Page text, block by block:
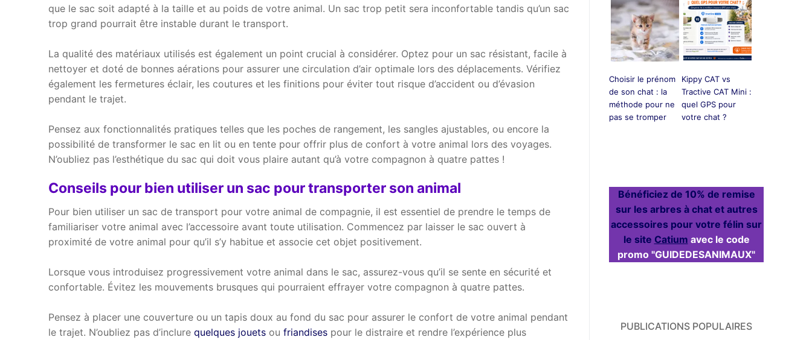
que le sac soit adapté à la taille et au poids de votre animal. Un sac trop petit sera inconfortable tandis qu’un sac
trop grand pourrait être instable durant le transport.
La qualité des matériaux utilisés est également un point crucial à considérer. Optez pour un sac résistant, facile à
nettoyer et doté de bonnes aérations pour assurer une circulation d’air optimale lors des déplacements. Vérifiez
également les fermetures éclair, les coutures et les finitions pour éviter tout risque d’accident ou d’évasion
pendant le trajet.
Pensez aux fonctionnalités pratiques telles que les poches de rangement, les sangles ajustables, ou encore la
possibilité de transformer le sac en lit ou en tente pour offrir plus de confort à votre animal lors des voyages.
N’oubliez pas l’esthétique du sac qui doit vous plaire autant qu’à votre compagnon à quatre pattes !
Conseils pour bien utiliser un sac pour transporter son animal
Pour bien utiliser un sac de transport pour votre animal de compagnie, il est essentiel de prendre le temps de
familiariser votre animal avec l’accessoire avant toute utilisation. Commencez par laisser le sac ouvert à
proximité de votre animal pour qu’il s’y habitue et associe cet objet positivement.
Lorsque vous introduisez progressivement votre animal dans le sac, assurez-vous qu’il se sente en sécurité et
confortable. Évitez les mouvements brusques qui pourraient effrayer votre compagnon à quatre pattes.
Pensez à placer une couverture ou un tapis doux au fond du sac pour assurer le confort de votre animal pendant
le trajet. N’oubliez pas d’inclure quelques jouets ou friandises pour le distraire et rendre l’expérience plus
Choisir le prénom
de son chat : la
méthode pour ne
pas se tromper
Kippy CAT vs
Tractive CAT Mini :
quel GPS pour
votre chat ?
Bénéficiez de 10% de remise
sur les arbres à chat et autres
accessoires pour votre félin sur
le site Catium avec le code
promo "GUIDEDESANIMAUX"
PUBLICATIONS POPULAIRES